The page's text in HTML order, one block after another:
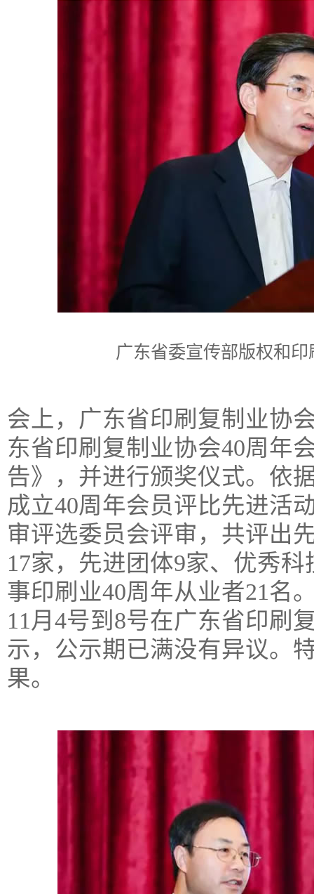
广东省委宣传部版权和
会上，广东省印刷复制业协
东省印刷复制业协会40周年
告》，并进行颁奖仪式。依
成立40周年会员评比先进活
审评选委员会评审，共评出
17家，先进团体9家、优秀
事印刷业40周年从业者21名
11月4号到8号在广东省印刷
示，公示期已满没有异议。
果。